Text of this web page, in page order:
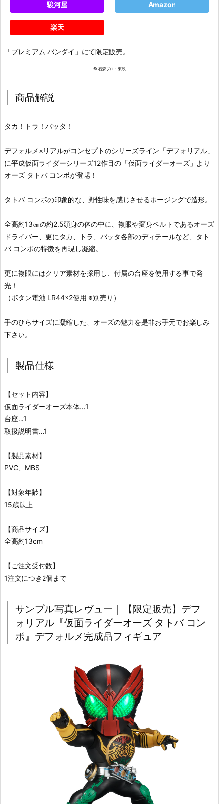
駿河屋 Amazon
楽天
「プレミアム バンダイ」にて限定販売。
© 石森プロ・東映
商品解説
タカ！トラ！バッタ！
デフォルメ×リアルがコンセプトのシリーズライン「デフォリアル」
に平成仮面ライダーシリーズ12作目の「仮面ライダーオーズ」より
オーズ タトバ コンボが登場！
タトバ コンボの印象的な、野性味を感じさせるポージングで造形。
全高約13㎝の約2.5頭身の体の中に、複眼や変身ベルトであるオーズ
ドライバー、更にタカ、トラ、バッタ各部のディテールなど、タト
バ コンボの特徴を再現し凝縮。
更に複眼にはクリア素材を採用し、付属の台座を使用する事で発
光！
（ボタン電池 LR44×2使用 ※別売り）
手のひらサイズに凝縮した、オーズの魅力を是非お手元でお楽しみ
下さい。
製品仕様
【セット内容】
仮面ライダーオーズ本体…1
台座…1
取扱説明書…1
【製品素材】
PVC、MBS
【対象年齢】
15歳以上
【商品サイズ】
全高約13cm
【ご注文受付数】
1注文につき2個まで
サンプル写真レヴュー｜【限定販売】デフ
ォリアル『仮面ライダーオーズ タトバ コン
ボ』デフォルメ完成品フィギュア